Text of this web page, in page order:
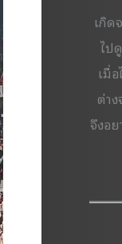
เกิด
ไป
เมื่
ต่า
จึงอ